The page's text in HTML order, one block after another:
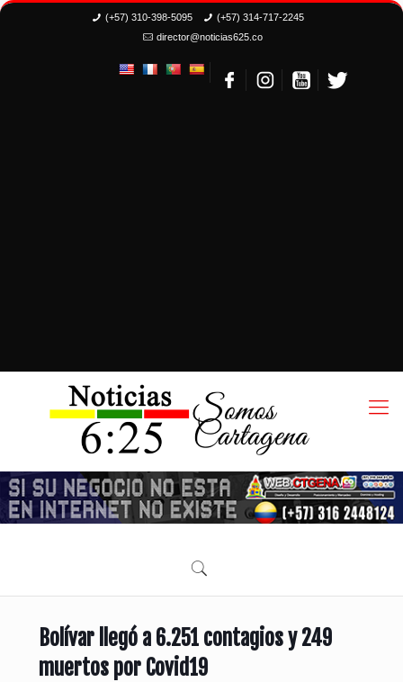
(+57) 310-398-5095
(+57) 314-717-2245
director@noticias625.co
Bolívar llegó a 6.251 contagios y 249
muertos por Covid19